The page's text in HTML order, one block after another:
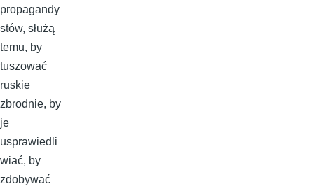
propagandy
stów, służą
temu, by
tuszować
ruskie
zbrodnie, by
je
usprawiedli
wiać, by
zdobywać